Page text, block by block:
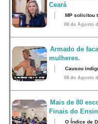
Ceará
MP solicitou
08 de Agosto
Armado de
mulheres.
Causou
08 de Agosto
Mais de 80
Finais do
O Índice de